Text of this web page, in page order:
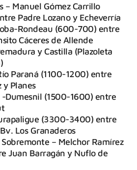
– Manuel Gómez Carrillo
Padre Lozano y Echeverría
Rondeau (600-700) entre
Cáceres de Allende
y Castilla (Plazoleta
Paraná (1100-1200) entre
y Planes
-Dumesnil (1500-1600) entre
(3300-3400) entre
Los Granaderos
Sobremonte – Melchor Ramírez
Juan Barragán y Nuflo de